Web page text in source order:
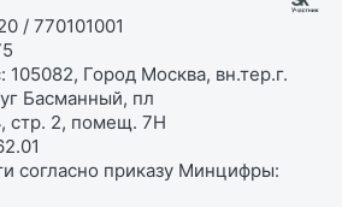
/ 770101001
Город Москва, вн.тер.г.
Басманный, пл
стр. 2, помещ. 7Н
согласно приказу Минцифры: